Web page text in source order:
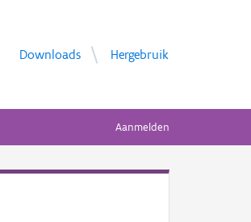
Downloads Hergebruik
Aanmelden